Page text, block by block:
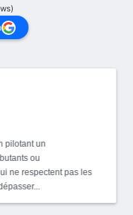
pilotant un
ou
ne respectent pas les